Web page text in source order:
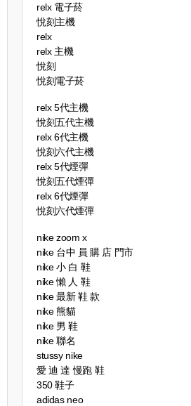
relx 電子菸
悅刻主機
relx
relx 主機
悅刻
悅刻電子菸
relx 5代主機
悅刻五代主機
relx 6代主機
悅刻六代主機
relx 5代煙彈
悅刻五代煙彈
relx 6代煙彈
悅刻六代煙彈
nike zoom x
nike 台中 員 購 店 門市
nike 小 白 鞋
nike 懶 人 鞋
nike 最新 鞋 款
nike 熊貓
nike 男 鞋
nike 聯名
stussy nike
愛 迪 達 慢跑 鞋
350 鞋子
adidas neo